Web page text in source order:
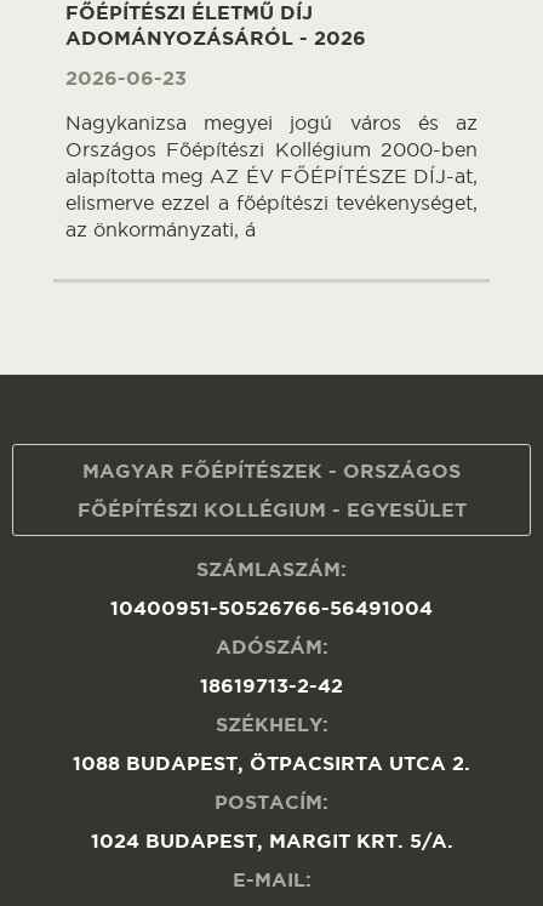
FŐÉPÍTÉSZI ÉLETMŰ DÍJ
ADOMÁNYOZÁSÁRÓL - 2026
2026-06-23
Nagykanizsa megyei jogú város és az
Országos Főépítészi Kollégium 2000-ben
alapította meg AZ ÉV FŐÉPÍTÉSZE DÍJ-at,
elismerve ezzel a főépítészi tevékenységet,
az önkormányzati, á
MAGYAR FŐÉPÍTÉSZEK - ORSZÁGOS
FŐÉPÍTÉSZI KOLLÉGIUM - EGYESÜLET
SZÁMLASZÁM:
10400951-50526766-56491004
ADÓSZÁM:
18619713-2-42
SZÉKHELY:
1088 BUDAPEST, ÖTPACSIRTA UTCA 2.
POSTACÍM:
1024 BUDAPEST, MARGIT KRT. 5/A.
E-MAIL: